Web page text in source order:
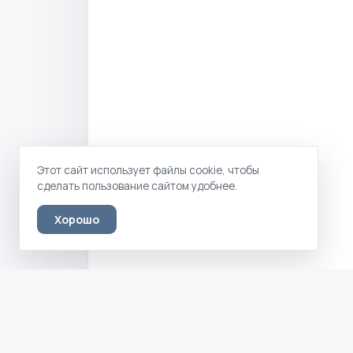
Этот сайт использует файлы cookie, чтобы
сделать пользование сайтом удобнее.
Хорошо